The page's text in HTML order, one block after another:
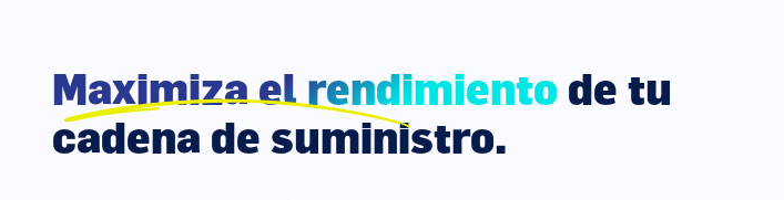
Maximiza el rendimiento de tu
cadena de suministro.